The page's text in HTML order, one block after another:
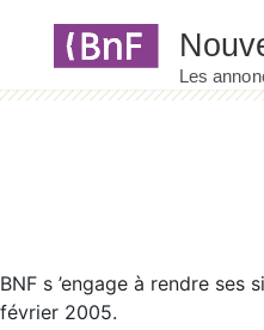
BNF s ’engage à rendre
février 2005.